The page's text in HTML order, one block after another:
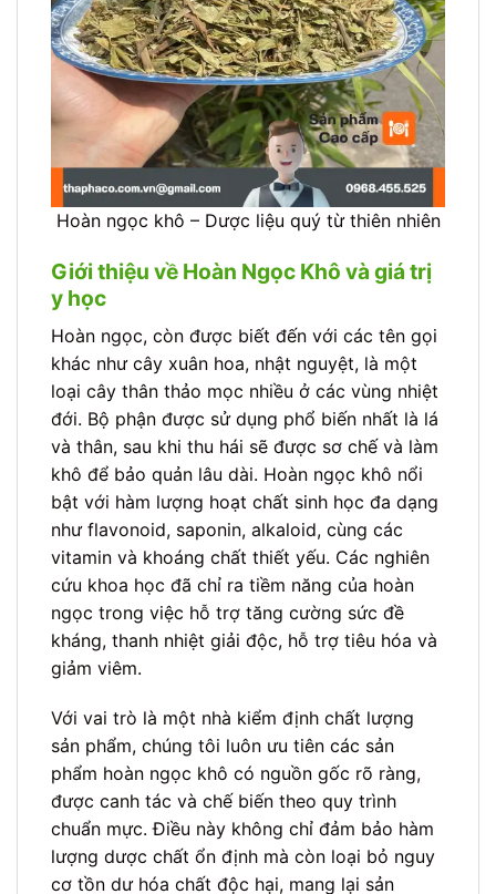
Hoàn ngọc khô – Dược liệu quý từ thiên nhiên
Giới thiệu về Hoàn Ngọc Khô và giá trị
y học
Hoàn ngọc, còn được biết đến với các tên gọi
khác như cây xuân hoa, nhật nguyệt, là một
loại cây thân thảo mọc nhiều ở các vùng nhiệt
đới. Bộ phận được sử dụng phổ biến nhất là lá
và thân, sau khi thu hái sẽ được sơ chế và làm
khô để bảo quản lâu dài. Hoàn ngọc khô nổi
bật với hàm lượng hoạt chất sinh học đa dạng
như flavonoid, saponin, alkaloid, cùng các
vitamin và khoáng chất thiết yếu. Các nghiên
cứu khoa học đã chỉ ra tiềm năng của hoàn
ngọc trong việc hỗ trợ tăng cường sức đề
kháng, thanh nhiệt giải độc, hỗ trợ tiêu hóa và
giảm viêm.
Với vai trò là một nhà kiểm định chất lượng
sản phẩm, chúng tôi luôn ưu tiên các sản
phẩm hoàn ngọc khô có nguồn gốc rõ ràng,
được canh tác và chế biến theo quy trình
chuẩn mực. Điều này không chỉ đảm bảo hàm
lượng dược chất ổn định mà còn loại bỏ nguy
cơ tồn dư hóa chất độc hại, mang lại sản